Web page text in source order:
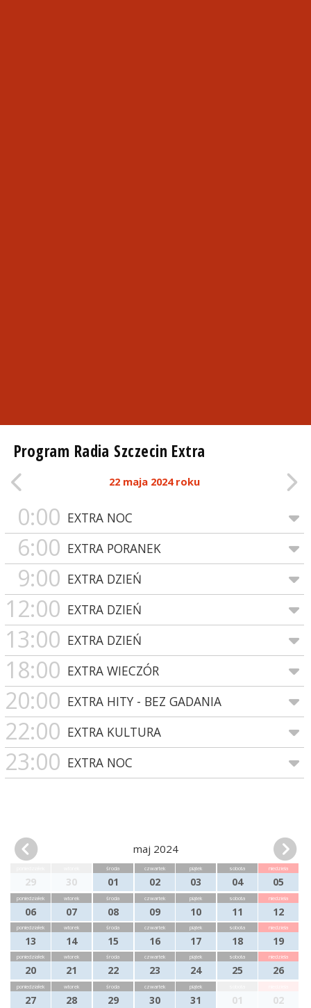
Program Radia Szczecin Extra
22 maja 2024 roku
0:00 EXTRA NOC
6:00 EXTRA PORANEK
9:00 EXTRA DZIEŃ
12:00 EXTRA DZIEŃ
13:00 EXTRA DZIEŃ
18:00 EXTRA WIECZÓR
20:00 EXTRA HITY - BEZ GADANIA
22:00 EXTRA KULTURA
23:00 EXTRA NOC
maj 2024
29 30
środa
01
czwartek
02
piątek
03
sobota
04
niedziela
05
poniedziałek
06
wtorek
07
środa
08
czwartek
09
piątek
10
sobota
11
niedziela
12
poniedziałek
13
wtorek
14
środa
15
czwartek
16
piątek
17
sobota
18
niedziela
19
poniedziałek
20
wtorek
21
środa
22
czwartek
23
piątek
24
sobota
25
niedziela
26
poniedziałek
27
wtorek
28
środa
29
czwartek
30
piątek
31 01 02